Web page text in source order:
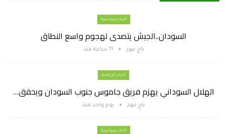
أخبار سياسية
السودان..الجيش يتصدى لهجوم واسع النطاق
باج نيوز 11 ساعة منذ
أخبار الرياضة
الهلال السوداني يهزم فريق جاموس جنوب السودان ويحقق…
باج نيوز يوم واحد منذ
أخبار سياسية